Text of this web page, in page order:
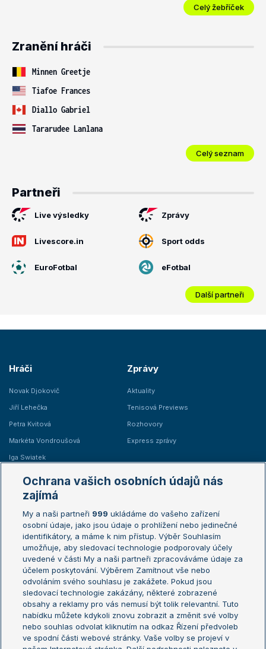
Celý žebříček
Zranění hráči
Minnen Greetje
Tiafoe Frances
Diallo Gabriel
Tararudee Lanlana
Celý seznam
Partneři
Live výsledky Zprávy
Livescore.in Sport odds
EuroFotbal eFotbal
Další partneři
Hráči
Novak Djokovič
Jiří Lehečka
Petra Kvitová
Markéta Vondroušová
Iga Swiatek
Zprávy
Aktuality
Tenisová Previews
Rozhovory
Express zprávy
Žebříčky
Žebříček ATP (muži)
Žebříček WTA (ženy)
Sázkařský žebříček
Australian Open
French Open
Wimbledon
US Open
Turnaj mistrů
Turnaj mistryň
Aktualní trendy
Fotbalové přestupy
Ochrana vašich osobních údajů nás
zajímá
My a naši partneři 999 ukládáme do vašeho zařízení
osobní údaje, jako jsou údaje o prohlížení nebo jedinečné
identifikátory, a máme k nim přístup. Výběr Souhlasím
umožňuje, aby sledovací technologie podporovaly účely
uvedené v části My a naši partneři zpracováváme údaje za
účelem poskytování. Výběrem Zamítnout vše nebo
odvoláním svého souhlasu je zakážete. Pokud jsou
sledovací technologie zakázány, některé zobrazené
obsahy a reklamy pro vás nemusí být tolik relevantní. Tuto
nabídku můžete kdykoli znovu zobrazit a změnit své volby
nebo souhlas odvolat kliknutím na odkaz Řízení předvoleb
ve spodní části webové stránky. Vaše volby se projeví v